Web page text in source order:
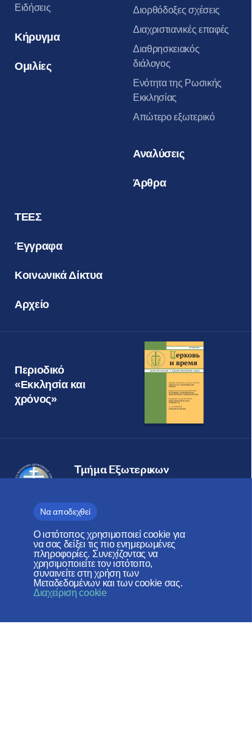
Να αποδεχθεί
Ο ιστότοπος χρησιμοποιεί cookie για
να σας δείξει τις πιο ενημερωμένες
πληροφορίες. Συνεχίζοντας να
χρησιμοποιείτε τον ιστότοπο,
συναινείτε στη χρήση των
Μεταδεδομένων και των cookie σας.
Διαχείριση cookie
Ειδήσεις
Κήρυγμα
Ομιλίες
Διορθόδοξες σχέσεις
Διαχριστιανικές επαφές
Διαθρησκειακός
διάλογος
Ενότητα της Ρωσικής
Εκκλησίας
Απώτερο εξωτερικό
Αναλύσεις
Άρθρα
ΤΕΕΣ
Έγγραφα
Κοινωνικά Δίκτυα
Αρχείο
Περιοδικό
«Εκκλησία και
χρόνος»
Τμήμα Εξωτερικων
Εκκλησιαστικων Σχέσεων
Веб-сайт создан при содействии
Фонда поддержки христианской
культуры и наследия